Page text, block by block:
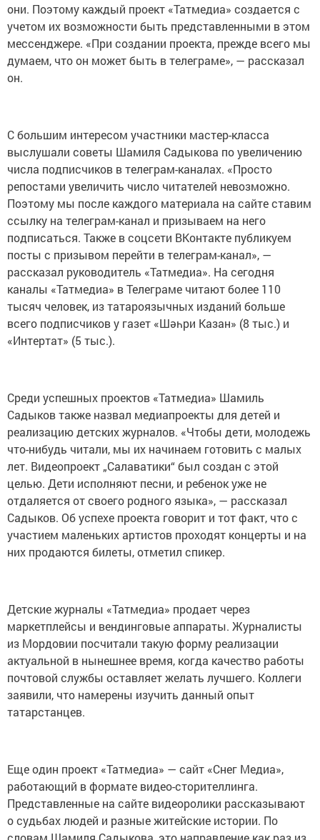
они. Поэтому каждый проект «Татмедиа» создается с
учетом их возможности быть представленными в этом
мессенджере. «При создании проекта, прежде всего мы
думаем, что он может быть в телеграме», — рассказал
он.
С большим интересом участники мастер-класса
выслушали советы Шамиля Садыкова по увеличению
числа подписчиков в телеграм-каналах. «Просто
репостами увеличить число читателей невозможно.
Поэтому мы после каждого материала на сайте ставим
ссылку на телеграм-канал и призываем на него
подписаться. Также в соцсети ВКонтакте публикуем
посты с призывом перейти в телеграм-канал», —
рассказал руководитель «Татмедиа». На сегодня
каналы «Татмедиа» в Телеграме читают более 110
тысяч человек, из татароязычных изданий больше
всего подписчиков у газет «Шәһри Казан» (8 тыс.) и
«Интертат» (5 тыс.).
Среди успешных проектов «Татмедиа» Шамиль
Садыков также назвал медиапроекты для детей и
реализацию детских журналов. «Чтобы дети, молодежь
что-нибудь читали, мы их начинаем готовить с малых
лет. Видеопроект „Салаватики“ был создан с этой
целью. Дети исполняют песни, и ребенок уже не
отдаляется от своего родного языка», — рассказал
Садыков. Об успехе проекта говорит и тот факт, что с
участием маленьких артистов проходят концерты и на
них продаются билеты, отметил спикер.
Детские журналы «Татмедиа» продает через
маркетплейсы и вендинговые аппараты. Журналисты
из Мордовии посчитали такую форму реализации
актуальной в нынешнее время, когда качество работы
почтовой службы оставляет желать лучшего. Коллеги
заявили, что намерены изучить данный опыт
татарстанцев.
Еще один проект «Татмедиа» — сайт «Снег Медиа»,
работающий в формате видео-сторителлинга.
Представленные на сайте видеоролики рассказывают
о судьбах людей и разные житейские истории. По